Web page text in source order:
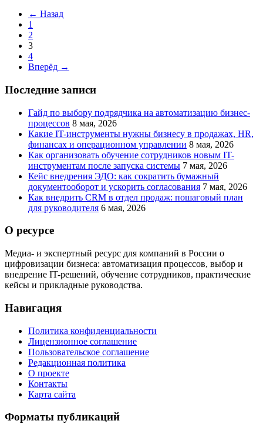
← Назад
1
2
3
4
Вперёд →
Последние записи
Гайд по выбору подрядчика на автоматизацию бизнес-
процессов 8 мая, 2026
Какие IT-инструменты нужны бизнесу в продажах, HR,
финансах и операционном управлении 8 мая, 2026
Как организовать обучение сотрудников новым IT-
инструментам после запуска системы 7 мая, 2026
Кейс внедрения ЭДО: как сократить бумажный
документооборот и ускорить согласования 7 мая, 2026
Как внедрить CRM в отдел продаж: пошаговый план
для руководителя 6 мая, 2026
О ресурсе
Медиа- и экспертный ресурс для компаний в России о
цифровизации бизнеса: автоматизация процессов, выбор и
внедрение IT-решений, обучение сотрудников, практические
кейсы и прикладные руководства.
Навигация
Политика конфиденциальности
Лицензионное соглашение
Пользовательское соглашение
Редакционная политика
О проекте
Контакты
Карта сайта
Форматы публикаций